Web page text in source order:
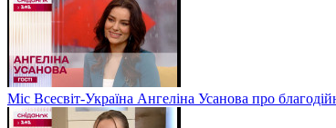
Міс Всесвіт-Україна Ангеліна Усанова про